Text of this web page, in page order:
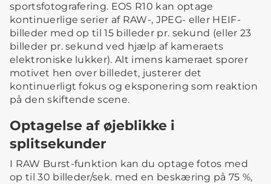
sportsfotografering. EOS R10 kan optage
kontinuerlige serier af RAW-, JPEG- eller HEIF-
billeder med op til 15 billeder pr. sekund (eller 23
billeder pr. sekund ved hjælp af kameraets
elektroniske lukker). Alt imens kameraet sporer
motivet hen over billedet, justerer det
kontinuerligt fokus og eksponering som reaktion
på den skiftende scene.
Optagelse af øjeblikke i
splitsekunder
I RAW Burst-funktion kan du optage fotos med
op til 30 billeder/sek. med en beskæring på 75 %,